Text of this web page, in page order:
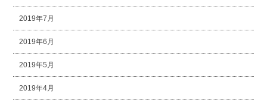
2019年7月
2019年6月
2019年5月
2019年4月